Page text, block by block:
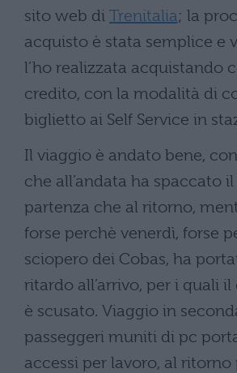
sito web di Trenitalia; la
acquisto è stata semplice e
l’ho realizzata acquistando
credito, con la modalità di
biglietto ai Self Service in
Il viaggio è andato bene,
che all’andata ha spaccato
partenza che al ritorno,
forse perchè venerdì, forse
sciopero dei Cobas, ha
ritardo all’arrivo, per i quali
è scusato. Viaggio in
passeggeri muniti di pc
accessi per lavoro, al ritorno